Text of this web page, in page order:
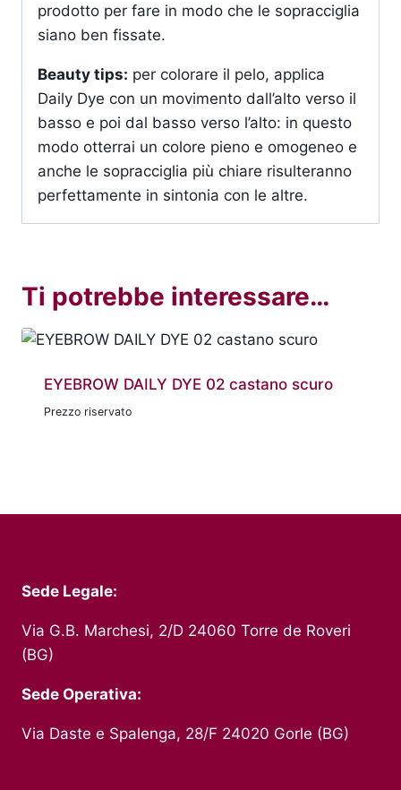
prodotto per fare in modo che le sopracciglia
siano ben fissate.
Beauty tips: per colorare il pelo, applica
Daily Dye con un movimento dall’alto verso il
basso e poi dal basso verso l’alto: in questo
modo otterrai un colore pieno e omogeneo e
anche le sopracciglia più chiare risulteranno
perfettamente in sintonia con le altre.
Ti potrebbe interessare…
EYEBROW DAILY DYE 02 castano scuro
Prezzo riservato
Sede Legale:
Via G.B. Marchesi, 2/D 24060 Torre de Roveri
(BG)
Sede Operativa:
Via Daste e Spalenga, 28/F 24020 Gorle (BG)